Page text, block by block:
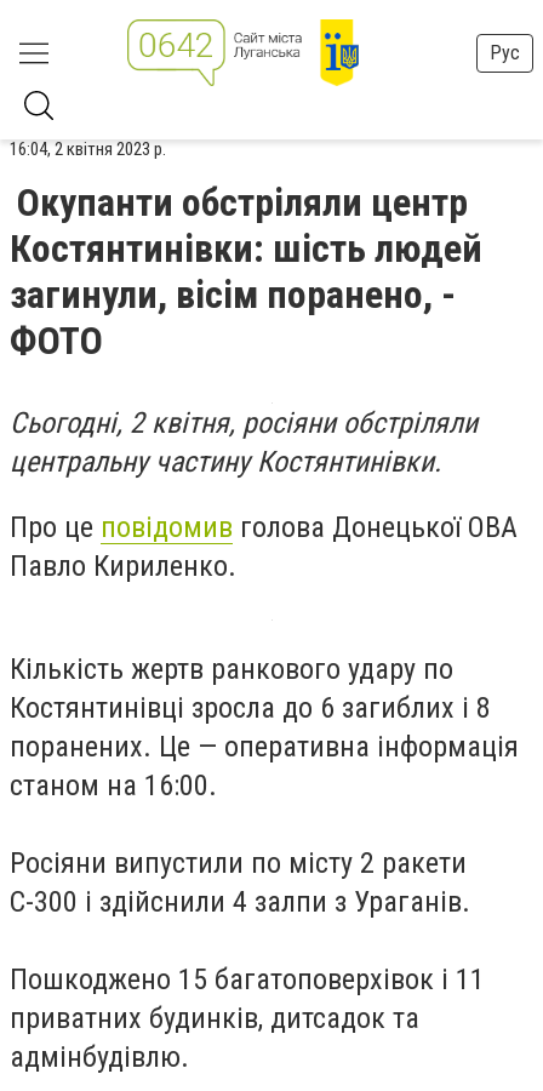
Рус
16:04, 2 квітня 2023 р.
Окупанти обстріляли центр
Костянтинівки: шість людей
загинули, вісім поранено, -
ФОТО
Сьогодні, 2 квітня, росіяни обстріляли
центральну частину Костянтинівки.
Про це повідомив голова Донецької ОВА
Павло Кириленко.
Кількість жертв ранкового удару по
Костянтинівці зросла до 6 загиблих і 8
поранених. Це — оперативна інформація
станом на 16:00.
Росіяни випустили по місту 2 ракети
С-300 і здійснили 4 залпи з Ураганів.
Пошкоджено 15 багатоповерхівок і 11
приватних будинків, дитсадок та
адмінбудівлю.